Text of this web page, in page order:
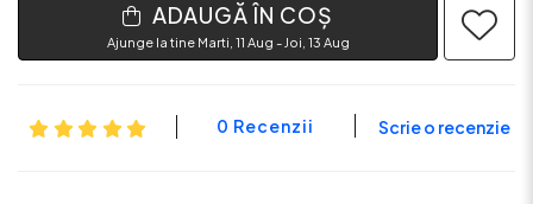
ADAUGĂ ÎN COȘ
Ajunge la tine Marti, 11 Aug - Joi, 13 Aug
0 Recenzii Scrie o recenzie